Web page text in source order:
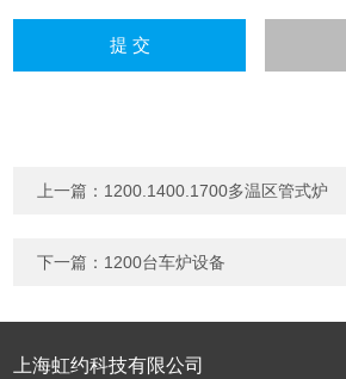
上一篇： 1200.1400.1700多温区管式炉
下一篇： 1200台车炉设备
上海虹约科技有限公司